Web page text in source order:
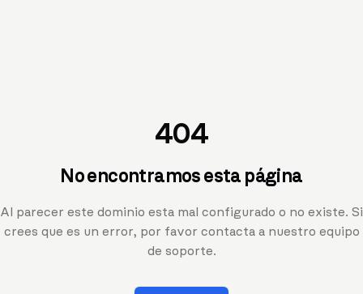
404
No encontramos esta página
Al parecer este dominio esta mal configurado o no existe. Si
crees que es un error, por favor contacta a nuestro equipo
de soporte.